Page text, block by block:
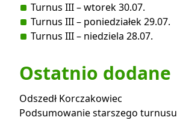
Turnus III – wtorek 30.07.
Turnus III – poniedziałek 29.07.
Turnus III – niedziela 28.07.
Ostatnio dodane
Odszedł Korczakowiec
Podsumowanie starszego turnusu